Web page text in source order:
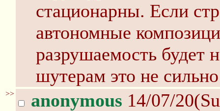
стационарны. Если
автономные
разрушаемость будет
шутерам это не
>> anonymous 14/07/